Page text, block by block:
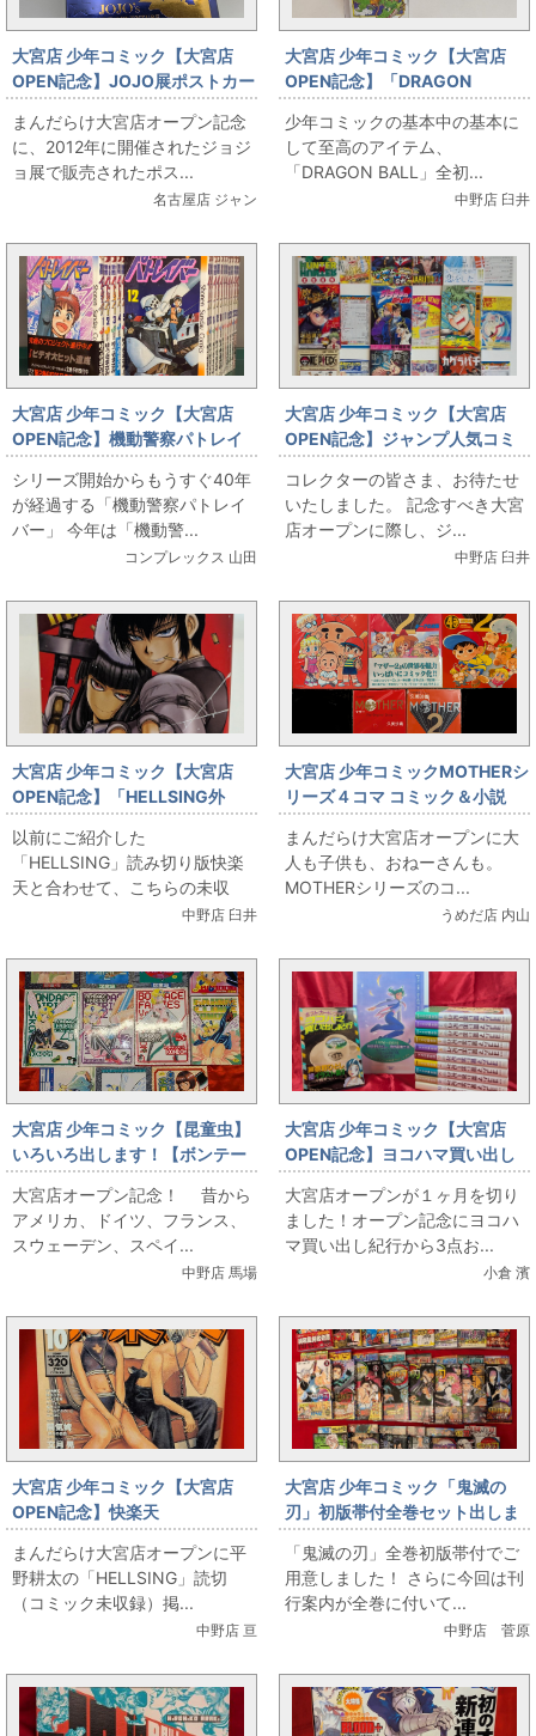
大宮店 少年コミック【大宮店
OPEN記念】JOJO展ポストカー
ドセット出します
まんだらけ大宮店オープン記念
に、2012年に開催されたジョジ
ョ展で販売されたポス...
名古屋店 ジャン
大宮店 少年コミック【大宮店
OPEN記念】「DRAGON
BALL」全初版セット出します
少年コミックの基本中の基本に
して至高のアイテム、
「DRAGON BALL」全初...
中野店 臼井
大宮店 少年コミック【大宮店
OPEN記念】機動警察パトレイ
バー初版セット出します
シリーズ開始からもうすぐ40年
が経過する「機動警察パトレイ
バー」 今年は「機動警...
コンプレックス 山田
大宮店 少年コミック【大宮店
OPEN記念】ジャンプ人気コミ
ック1巻初版本各種出します
コレクターの皆さま、お待たせ
いたしました。 記念すべき大宮
店オープンに際し、ジ...
中野店 臼井
大宮店 少年コミック【大宮店
OPEN記念】「HELLSING外
伝」各種出します
以前にご紹介した
「HELLSING」読み切り版快楽
天と合わせて、こちらの未収
中野店 臼井
大宮店 少年コミックMOTHERシ
リーズ４コマ コミック＆小説
まんだらけ大宮店オープンに大
人も子供も、おねーさんも。
MOTHERシリーズのコ...
うめだ店 内山
大宮店 少年コミック【昆童虫】
いろいろ出します！【ボンテー
ジフェアリーズ】
大宮店オープン記念！ 昔から
アメリカ、ドイツ、フランス、
スウェーデン、スペイ...
中野店 馬場
大宮店 少年コミック【大宮店
OPEN記念】ヨコハマ買い出し
紀行全10巻初版帯付セット＆ポ
ストカードブック＆画集(初回特
典付き・未開封)出します‼！
大宮店オープンが１ヶ月を切り
ました！オープン記念にヨコハ
マ買い出し紀行から3点お...
小倉 濱
大宮店 少年コミック【大宮店
OPEN記念】快楽天
「HELLSING」読切（コミック
未収録）掲載号
まんだらけ大宮店オープンに平
野耕太の「HELLSING」読切
（コミック未収録）掲...
中野店 亘
大宮店 少年コミック「鬼滅の
刃」初版帯付全巻セット出しま
す
「鬼滅の刃」全巻初版帯付でご
用意しました！ さらに今回は刊
行案内が全巻に付いて...
中野店 菅原